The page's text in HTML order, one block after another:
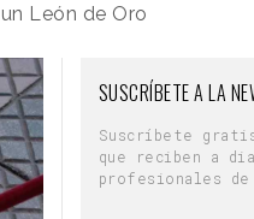
León de Oro
SUSCRÍBETE A
Suscríbete
que reciben a